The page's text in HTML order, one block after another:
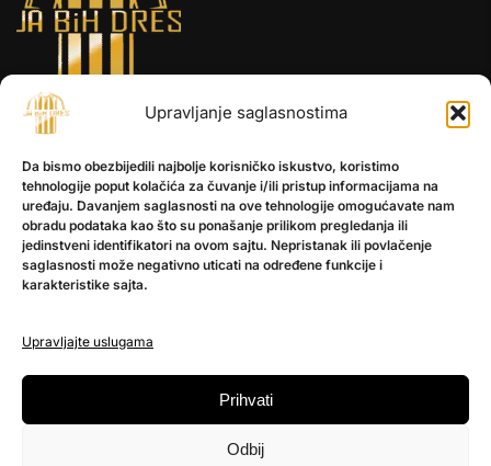
Upravljanje saglasnostima
Da bismo obezbijedili najbolje korisničko iskustvo, koristimo
tehnologije poput kolačića za čuvanje i/ili pristup informacijama na
uređaju. Davanjem saglasnosti na ove tehnologije omogućavate nam
obradu podataka kao što su ponašanje prilikom pregledanja ili
jedinstveni identifikatori na ovom sajtu. Nepristanak ili povlačenje
saglasnosti može negativno uticati na određene funkcije i
karakteristike sajta.
Upravljajte uslugama
Prihvati
Odbij
INFORMACIJE
O nama
Kontakt
POMOĆ
Politika privatnosti
PRATITE NAS
Instagram